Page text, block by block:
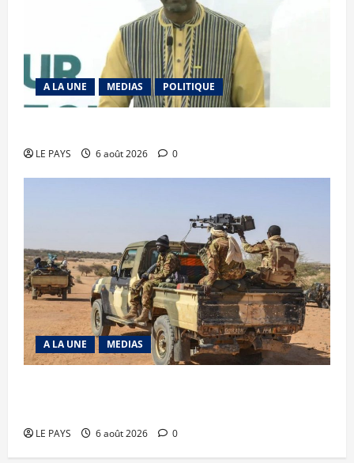
A LA UNE MEDIAS POLITIQUE
LE PAYS 6 août 2026 0
A LA UNE MEDIAS
LE PAYS 6 août 2026 0